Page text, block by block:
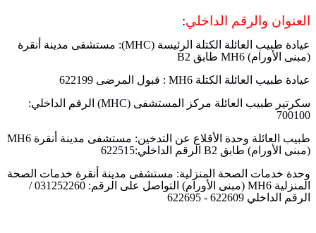
العنوان والرقم الداخلي:
عيادة طبيب العائلة الكتلة الرئيسة (MHC):
مستشفى مدينة أنقرة
(مبنى الأورام) MH6 طابق B2
عيادة طبيب العائلة الكتلة MH6 : قبول المرضى 622199
سكرتير طبيب العائلة مركز المستشفى (MHC) الرقم الداخلي:
700100
طبيب العائلة وحدة الأقلاع عن التدخين: مستشفى مدينة أنقرة MH6
(مبنى الأورام) طابق B2 الرقم الداخلي:622515
وحدة خدمات الصحة المنزلية: مستشفى مدينة أنقرة خدمات الصحة
المنزلية MH6 ( مبنى الأورام) التواصل على الرقم: 031252260 /
الرقم الداخلي 622609 - 622695